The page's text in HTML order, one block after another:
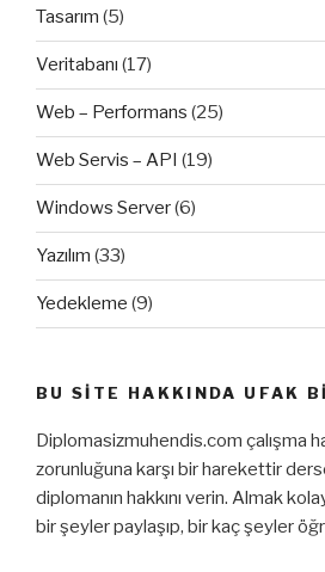
Tasarım (5)
Veritabanı (17)
Web – Performans (25)
Web Servis – API (19)
Windows Server(6)
Yazılım (33)
Yedekleme (9)
BU SITE HAKKINDA UFAK
Diplomasizmuhendis.com çalışma
zorunluğuna karşı bir harekettir
diplomanın hakkını verin. Almak
bir şeyler paylaşıp, bir kaç şeyler